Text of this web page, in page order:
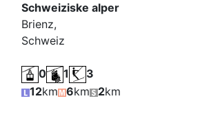
Schweiziske alper
Brienz,
Schweiz
0 1
3
12km 6km 2km